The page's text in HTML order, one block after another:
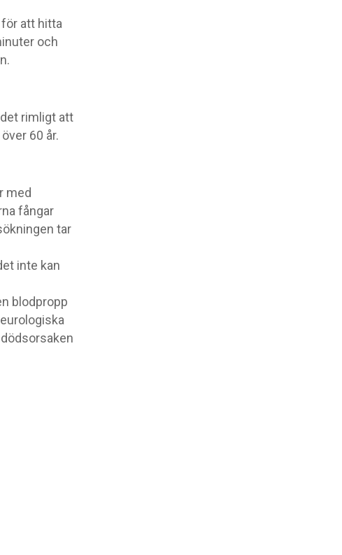
att hitta
och
rimligt att
60 år.
med
fångar
tar
inte kan
blodpropp